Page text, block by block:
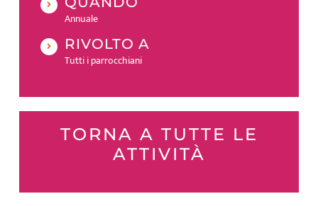
Annuale
RIVOLTO A
Tutti i parrocchiani
TORNA A TUTTE LE
ATTIVITÀ